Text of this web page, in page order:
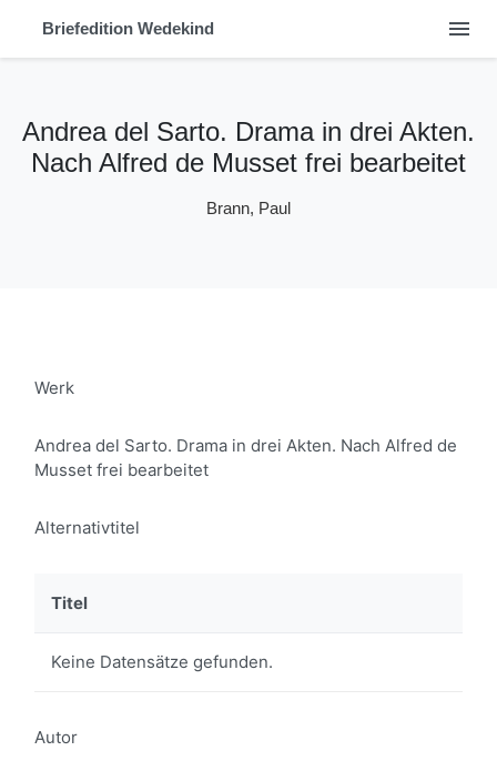
Briefedition Wedekind menu
Andrea del Sarto. Drama in drei Akten.
Nach Alfred de Musset frei bearbeitet
Brann, Paul
Werk
Andrea del Sarto. Drama in drei Akten. Nach Alfred de
Musset frei bearbeitet
Alternativtitel
Titel
Keine Datensätze gefunden.
Autor